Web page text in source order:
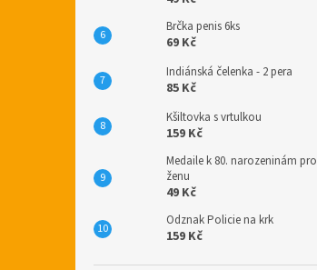
Brčka penis 6ks
69 Kč
Indiánská čelenka - 2 pera
85 Kč
Kšiltovka s vrtulkou
159 Kč
Medaile k 80. narozeninám pro
ženu
49 Kč
Odznak Policie na krk
159 Kč